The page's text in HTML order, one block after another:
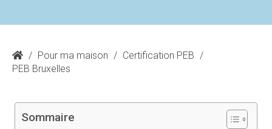
/ Pour ma maison / Certification PEB /
PEB Bruxelles
Sommaire